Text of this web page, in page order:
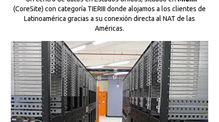
(CoreSite) con categoría TIERIII donde alojamos a los clientes de
Latinoamérica gracias a su conexión directa al NAT de las
Américas.